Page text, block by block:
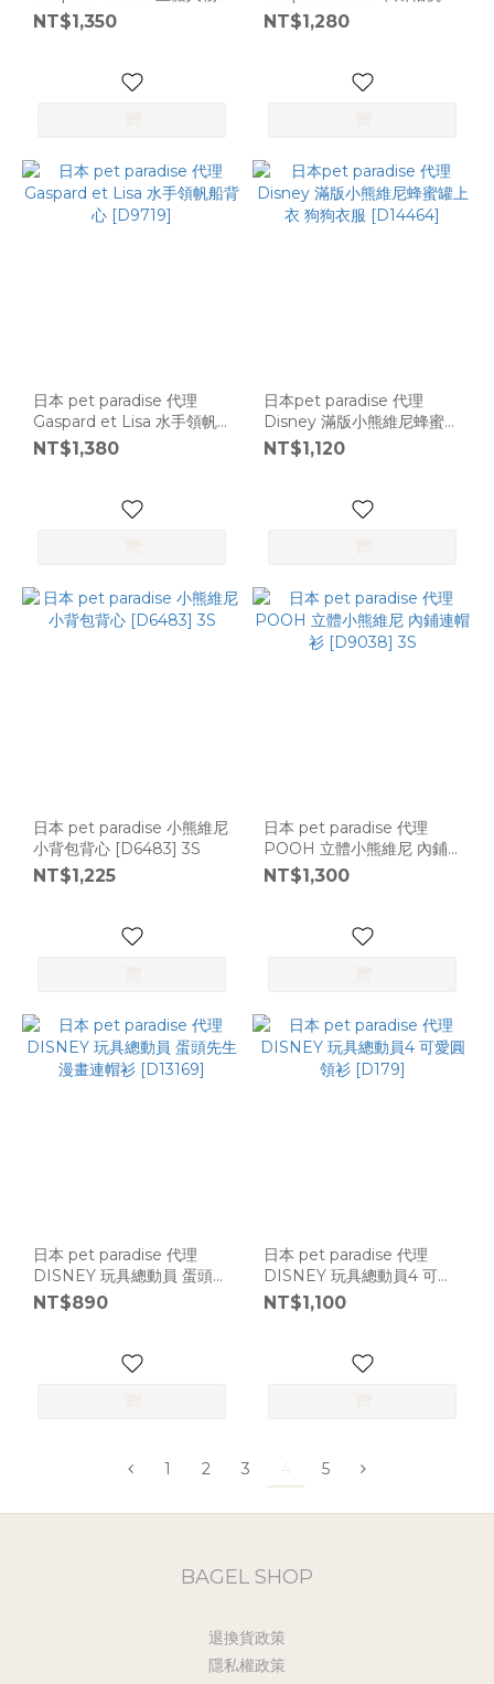
夏季背心 [D10240]
NT$1,350
涼感背心 [D14351]
NT$1,280
日本 pet paradise 代理
Gaspard et Lisa 水手領帆
船背心 [D9719]
NT$1,380
日本pet paradise 代理
Disney 滿版小熊維尼蜂蜜罐
上衣 狗狗衣服 [D14464]
NT$1,120
日本 pet paradise 小熊維尼
小背包背心 [D6483] 3S
NT$1,225
日本 pet paradise 代理
POOH 立體小熊維尼 內鋪
連帽衫 [D9038] 3S
NT$1,300
日本 pet paradise 代理
DISNEY 玩具總動員 蛋頭先
生 漫畫連帽衫 [D13169]
NT$890
日本 pet paradise 代理
DISNEY 玩具總動員4 可愛
圓領衫 [D179]
NT$1,100
1 2 3 4 5
BAGEL SHOP
退換貨政策
隱私權政策